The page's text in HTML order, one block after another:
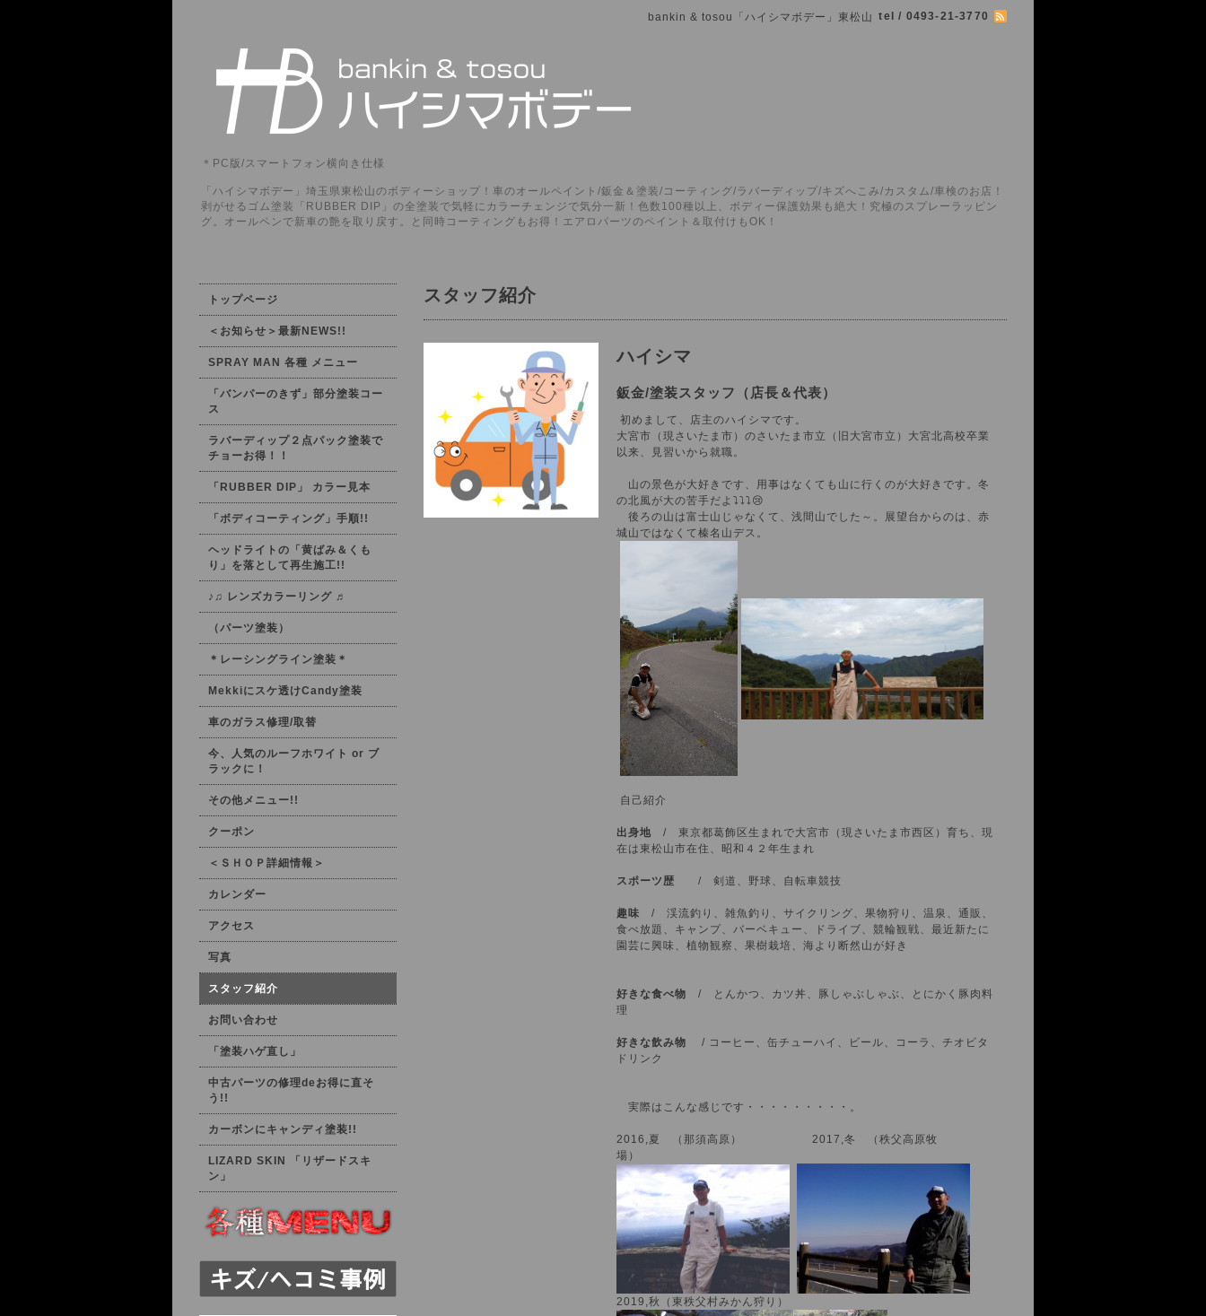
bankin & tosou「ハイシマボデー」東松山 tel / 0493-21-3770
＊PC版/スマートフォン横向き仕様
「ハイシマボデー」埼玉県東松山のボディーショップ！車のオールペイント/鈑金＆塗装/コーティング/ラバーディップ/キズへこみ/カスタム/車検のお店！
剥がせるゴム塗装「RUBBER DIP」の全塗装で気軽にカラーチェンジで気分一新！色数100種以上、ボディー保護効果も絶大！究極のスプレーラッピン
グ。オールペンで新車の艶を取り戻す。と同時コーティングもお得！エアロパーツのペイント＆取付けもOK！
スタッフ紹介
ハイシマ
鈑金/塗装スタッフ（店長＆代表）
初めまして、店主のハイシマです。
大宮市（現さいたま市）のさいたま市立（旧大宮市立）大宮北高校卒業
以来、見習いから就職。
山の景色が大好きです、用事はなくても山に行くのが大好きです。冬
の北風が大の苦手だよ⤵⤵⤵😢
後ろの山は富士山じゃなくて、浅間山でした～。展望台からのは、赤
城山ではなくて榛名山デス。
自己紹介
出身地 / 東京都葛飾区生まれで大宮市（現さいたま市西区）育ち、現
在は東松山市在住、昭和４２年生まれ
スポーツ歴 / 剣道、野球、自転車競技
趣味 / 渓流釣り、雑魚釣り、サイクリング、果物狩り、温泉、通販、
食べ放題、キャンプ、バーベキュー、ドライブ、競輪観戦、最近新たに
園芸に興味、植物観察、果樹栽培、海より断然山が好き
好きな食べ物 / とんかつ、カツ丼、豚しゃぶしゃぶ、とにかく豚肉料
理
好きな飲み物 / コーヒー、缶チューハイ、ビール、コーラ、チオビタ
ドリンク
実際はこんな感じです・・・・・・・・・。
2016,夏 （那須高原） 2017,冬 （秩父高原牧
場）
2019,秋（東秩父村みかん狩り）
トップページ
＜お知らせ＞最新NEWS!!
SPRAY MAN 各種 メニュー
「バンパーのきず」部分塗装コー
ス
ラバーディップ２点パック塗装で
チョーお得！！
「RUBBER DIP」 カラー見本
「ボディコーティング」手順!!
ヘッドライトの「黄ばみ＆くも
り」を落として再生施工!!
♪♫ レンズカラーリング ♬
（パーツ塗装）
＊レーシングライン塗装＊
Mekkiにスケ透けCandy塗装
車のガラス修理/取替
今、人気のルーフホワイト or ブ
ラックに！
その他メニュー!!
クーポン
＜ＳＨＯＰ詳細情報＞
カレンダー
アクセス
写真
スタッフ紹介
お問い合わせ
「塗装ハゲ直し」
中古パーツの修理deお得に直そ
う!!
カーボンにキャンディ塗装!!
LIZARD SKIN 「リザードスキ
ン」